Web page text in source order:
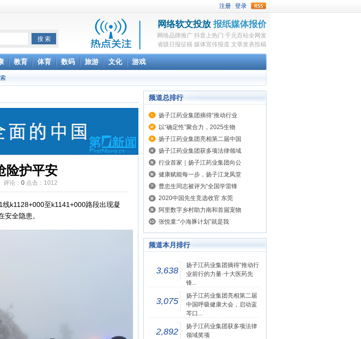
网络软文投放 报纸媒体报价
网络品牌推广 抖音上热门 千元百站全网发
省级日报征稿 媒体宣传报道 文章发表投稿
教育 体育 数码 旅游 文化 游戏
险护平安
评论： 0 点击： 1012
k1128+000至k1141+000路段出现凝
全隐患。
频道总排行
扬子江药业集团摘得“推动行业
以“确定性”聚合力，2025生物
扬子江药业集团亮相第二届中国
扬子江药业集团获多项法律领域
行业首家｜扬子江药业集团向公
健康赋能每一步，扬子江龙凤堂
曹忠生同志被评为“全国学雷锋
2020中国先生竞选收官 东莞
阿里数字乡村助力南和首届宠物
张悦童:“小海豚计划”就是我
频道本月排行
3,638
扬子江药业集团摘得“推动行
业前行的力量·十大医药先
锋...
3,075
扬子江药业集团亮相第二届
中国呼吸健康大会，启动蓝
芩口...
2,892
扬子江药业集团获多项法律
领域奖项